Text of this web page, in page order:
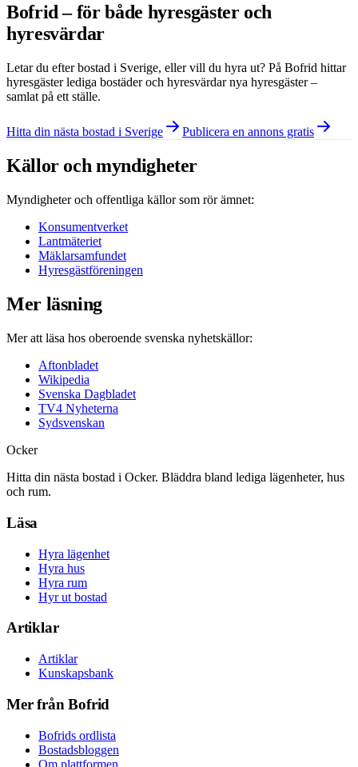
Bofrid – för både hyresgäster och
hyresvärdar
Letar du efter bostad i Sverige, eller vill du hyra ut? På Bofrid hittar
hyresgäster lediga bostäder och hyresvärdar nya hyresgäster –
samlat på ett ställe.
Hitta din nästa bostad i Sverige Publicera en annons gratis
Källor och myndigheter
Myndigheter och offentliga källor som rör ämnet:
Konsumentverket
Lantmäteriet
Mäklarsamfundet
Hyresgästföreningen
Mer läsning
Mer att läsa hos oberoende svenska nyhetskällor:
Aftonbladet
Wikipedia
Svenska Dagbladet
TV4 Nyheterna
Sydsvenskan
Ocker
Hitta din nästa bostad i Ocker. Bläddra bland lediga lägenheter, hus
och rum.
Läsa
Hyra lägenhet
Hyra hus
Hyra rum
Hyr ut bostad
Artiklar
Artiklar
Kunskapsbank
Mer från Bofrid
Bofrids ordlista
Bostadsbloggen
Om plattformen